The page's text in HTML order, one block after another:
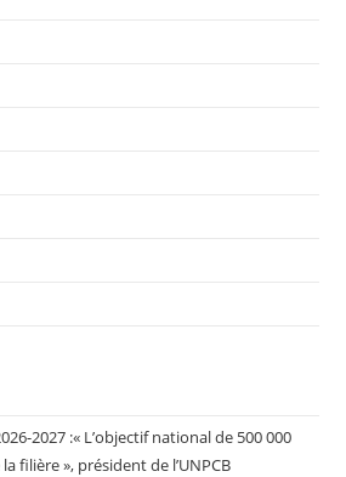
2027 :« L’objectif national de 500 000
filière », président de l’UNPCB